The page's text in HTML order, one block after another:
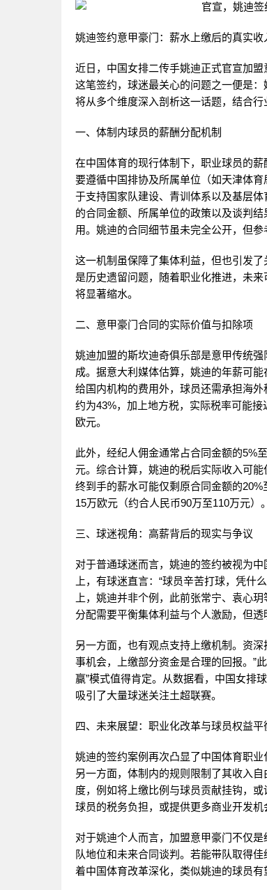
姚迪签约意甲豪门：薪水上缴后的真实收
近日，中国女排二传手姚迪正式官宣加
这笔签约，球迷最关心的问题之一便是
将从多个维度深入剖析这一话题，结合
一、体制内球员的薪酬分配机制
在中国体育的现行体制下，职业球员的
要遵循中国排协及所属单位（如天津体
于支持国家队建设、青训体系以及基层
的合同金额、所属单位的政策以及谈判
用。姚迪的合同细节虽未完全公开，但
这一机制虽保障了集体利益，但也引发
是历史遗留问题，随着职业化推进，未
将显著缩水。
二、意甲豪门合同的实际价值与扣除项
姚迪加盟的斯坎迪奇俱乐部是意甲传统
成。据意大利媒体估算，姚迪的年薪可
给国内机构的费用外，球员还需承担海
约为43%，加上地方税，实际税率可能
欧元。
此外，经纪人佣金通常占合同金额的5%
元。综合计算，姚迪的税后实际收入可
终到手的薪水可能仅剩原合同金额的
15万欧元（约合人民币90万至110万元）
三、球迷视角：高薪背后的现实与争议
对于普通球迷而言，姚迪的签约被视为
上，有球迷直言：“球员辛苦打球，凭什
上，姚迪并非个例，此前张常宁、袁心
分配需要平衡集体利益与个人激励，但透
另一方面，也有观点支持上缴机制。资
事机会，上缴部分资金是合理的回报。”
赢”模式值得肯定。从数据看，中国女排
吸引了大量球迷关注土超联赛。
四、未来展望：职业化改革与球员权益平
姚迪的签约案例再次凸显了中国体育职
另一方面，体制内的规则限制了其收入
度，例如将上缴比例与球员贡献挂钩，
球员的税务负担，或提供更多商业开发机
对于姚迪个人而言，加盟意甲豪门不仅
队地位和未来合同谈判。若能带队取得
着中国体育改革深化，类似姚迪的球员有